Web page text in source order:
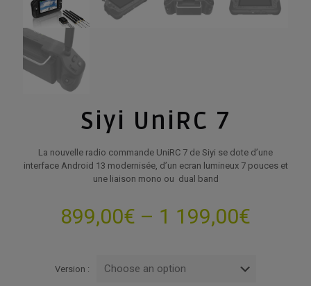
Siyi UniRC 7
La nouvelle radio commande UniRC 7 de Siyi se dote d’une
interface Android 13 modernisée, d’un ecran lumineux 7 pouces et
une liaison mono ou dual band
899,00€ – 1 199,00€
Version :